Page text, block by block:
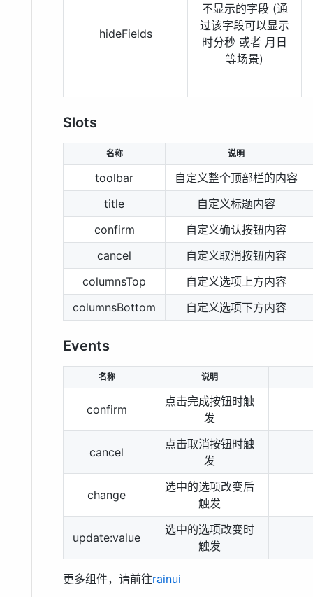
hideFields
不显示的字段 (通
过该字段可以显示
时分秒 或者 月日
等场景)
Slots
名称 说明
toolbar
自定义整个顶部栏的内容
title
自定义标题内容
confirm
自定义确认按钮内容
cancel
自定义取消按钮内容
columnsTop
自定义选项上方内容
columnsBottom
自定义选项下方内容
Events
名称 说明
confirm
点击完成按钮时触
发
cancel
点击取消按钮时触
发
change
选中的选项改变后
触发
update:value
选中的选项改变时
触发
更多组件，请前往rainui